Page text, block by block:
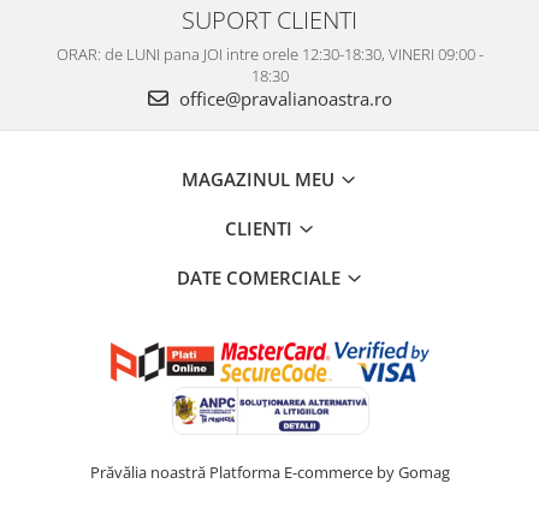
SUPORT CLIENTI
ORAR: de LUNI pana JOI intre orele 12:30-18:30, VINERI 09:00 -
18:30
office@pravalianoastra.ro
MAGAZINUL MEU
CLIENTI
DATE COMERCIALE
Prăvălia noastră Platforma E-commerce by Gomag